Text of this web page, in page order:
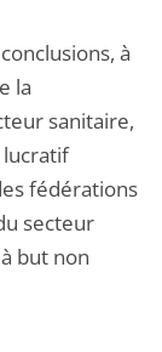
à
la
sanitaire,
lucratif
fédérations
secteur
but non